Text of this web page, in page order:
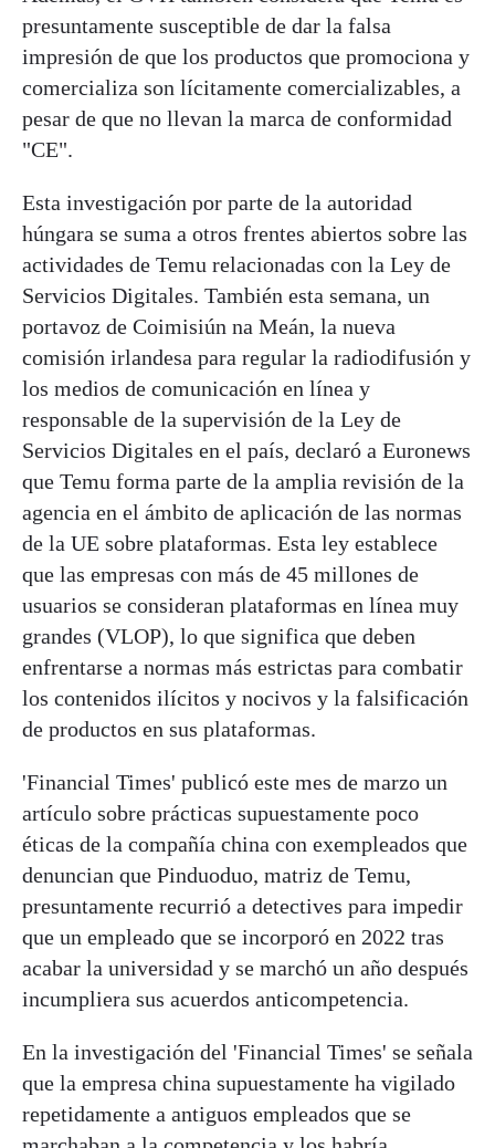
presuntamente susceptible de dar la falsa
impresión de que los productos que promociona y
comercializa son lícitamente comercializables, a
pesar de que no llevan la marca de conformidad
"CE".
Esta investigación por parte de la autoridad
húngara se suma a otros frentes abiertos sobre las
actividades de Temu relacionadas con la Ley de
Servicios Digitales. También esta semana, un
portavoz de Coimisiún na Meán, la nueva
comisión irlandesa para regular la radiodifusión y
los medios de comunicación en línea y
responsable de la supervisión de la Ley de
Servicios Digitales en el país, declaró a Euronews
que Temu forma parte de la amplia revisión de la
agencia en el ámbito de aplicación de las normas
de la UE sobre plataformas. Esta ley establece
que las empresas con más de 45 millones de
usuarios se consideran plataformas en línea muy
grandes (VLOP), lo que significa que deben
enfrentarse a normas más estrictas para combatir
los contenidos ilícitos y nocivos y la falsificación
de productos en sus plataformas.
'Financial Times' publicó este mes de marzo un
artículo sobre prácticas supuestamente poco
éticas de la compañía china con exempleados que
denuncian que Pinduoduo, matriz de Temu,
presuntamente recurrió a detectives para impedir
que un empleado que se incorporó en 2022 tras
acabar la universidad y se marchó un año después
incumpliera sus acuerdos anticompetencia.
En la investigación del 'Financial Times' se señala
que la empresa china supuestamente ha vigilado
repetidamente a antiguos empleados que se